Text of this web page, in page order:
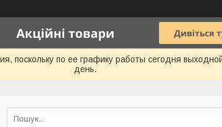
поскольку по ее графику работы сегодня
день.